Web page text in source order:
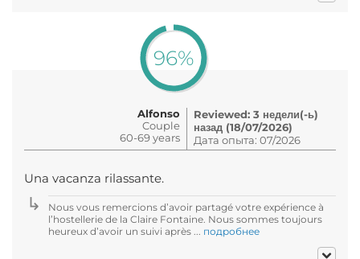
96%
Alfonso
Couple
60-69 years
Reviewed: 3 недели(-ь)
назад (18/07/2026)
Дата опыта: 07/2026
Una vacanza rilassante.
Nous vous remercions d’avoir partagé votre expérience à
l’hostellerie de la Claire Fontaine. Nous sommes toujours
heureux d’avoir un suivi après ... подробнее